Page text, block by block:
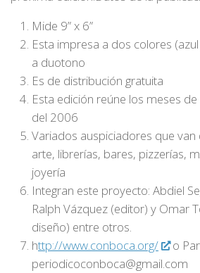
Mide 9” x 6”
Esta impresa a dos colores
a duotono
Es de distribución gratuita
Esta edición reúne los meses
del 2006
Variados auspiciadores que
arte, librerías, bares, pizzerías,
joyería
Integran este proyecto: Abdiel
Ralph Vázquez (editor) y Omar
diseño) entre otros.
http://www.conboca.org/
o
periodicoconboca@gmail.com